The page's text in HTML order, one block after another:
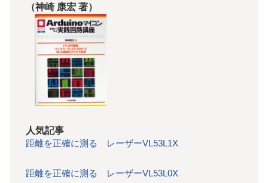
（神崎 康宏 著）
人気記事
距離を正確に測る レーザーVL53L1X
距離を正確に測る レーザーVL53L0X